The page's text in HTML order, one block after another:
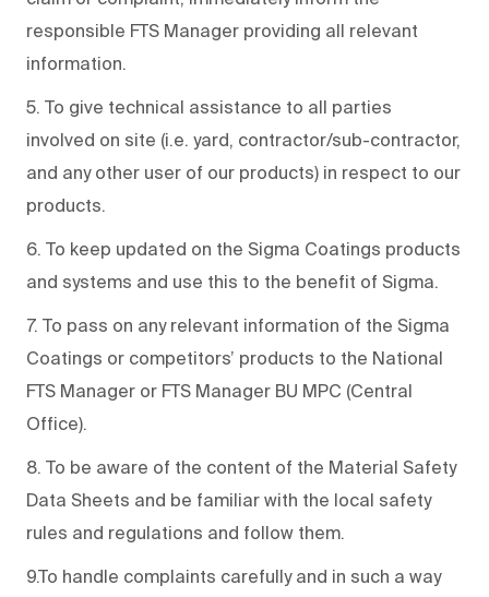
responsible FTS Manager providing all relevant
information.
5. To give technical assistance to all parties
involved on site (i.e. yard, contractor/sub-contractor,
and any other user of our products) in respect to our
products.
6. To keep updated on the Sigma Coatings products
and systems and use this to the benefit of Sigma.
7. To pass on any relevant information of the Sigma
Coatings or competitors’ products to the National
FTS Manager or FTS Manager BU MPC (Central
Office).
8. To be aware of the content of the Material Safety
Data Sheets and be familiar with the local safety
rules and regulations and follow them.
9.To handle complaints carefully and in such a way